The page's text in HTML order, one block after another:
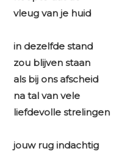
vleug van je huid
in dezelfde stand
zou blijven staan
als bij ons afscheid
na tal van vele
liefdevolle strelingen
jouw rug indachtig